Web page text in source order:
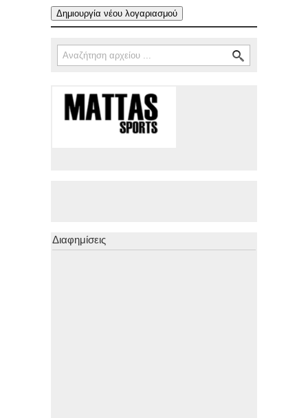
Φόρμα αναζήτησης
Αναζήτηση
Διαφημίσεις